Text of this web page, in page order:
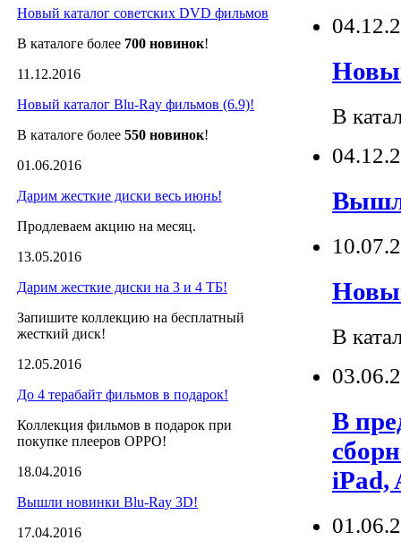
Новый каталог советских DVD фильмов
В каталоге более 700 новинок!
11.12.2016
Новый каталог Blu-Ray фильмов (6.9)!
В каталоге более 550 новинок!
01.06.2016
Дарим жесткие диски весь июнь!
Продлеваем акцию на месяц.
13.05.2016
Дарим жесткие диски на 3 и 4 ТБ!
Запишите коллекцию на бесплатный
жесткий диск!
12.05.2016
До 4 терабайт фильмов в подарок!
Коллекция фильмов в подарок при
покупке плееров OPPO!
18.04.2016
Вышли новинки Blu-Ray 3D!
17.04.2016
В
В
В
iPad,